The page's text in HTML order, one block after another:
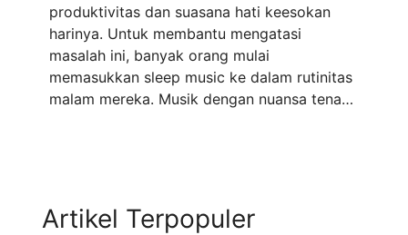
produktivitas dan suasana hati keesokan
harinya. Untuk membantu mengatasi
masalah ini, banyak orang mulai
memasukkan sleep music ke dalam rutinitas
malam mereka. Musik dengan nuansa tenang
aransemen yang ...
Read more
Artikel Terpopuler